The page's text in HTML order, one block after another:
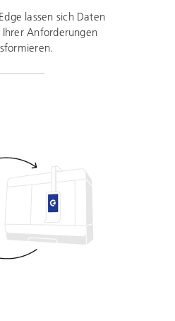
lassen sich Daten
Anforderungen